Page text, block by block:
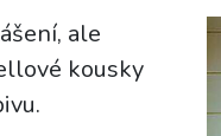
ale
kousky